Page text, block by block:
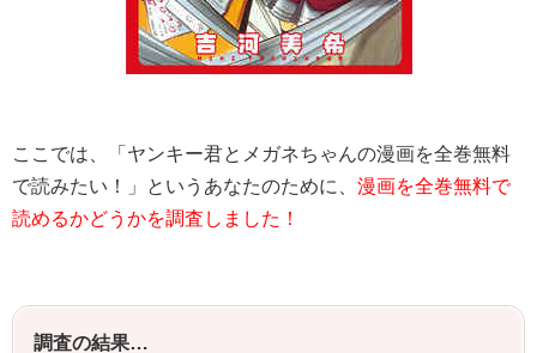
ここでは、「ヤンキー君とメガネちゃんの漫画を全巻無料
で読みたい！」というあなたのために、 漫画を全巻無料で
読めるかどうかを調査しました！
調査の結果…